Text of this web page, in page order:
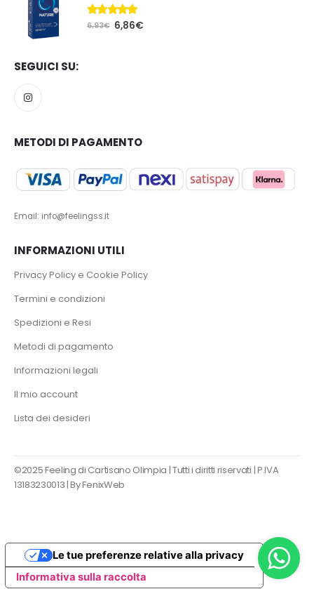
5.00Su 5
6,93€ 6,86€
SEGUICI SU:
METODI DI PAGAMENTO
Email: info@feelingss.it
INFORMAZIONI UTILI
Privacy Policy e Cookie Policy
Termini e condizioni
Spedizioni e Resi
Metodi di pagamento
Informazioni legali
Il mio account
Lista dei desideri
©2025 Feeling di Cartisano Olimpia | Tutti i diritti riservati | P.IVA
13183230013 |By FenixWeb
Informativa sulla raccolta
Le tue preferenze relative alla privacy